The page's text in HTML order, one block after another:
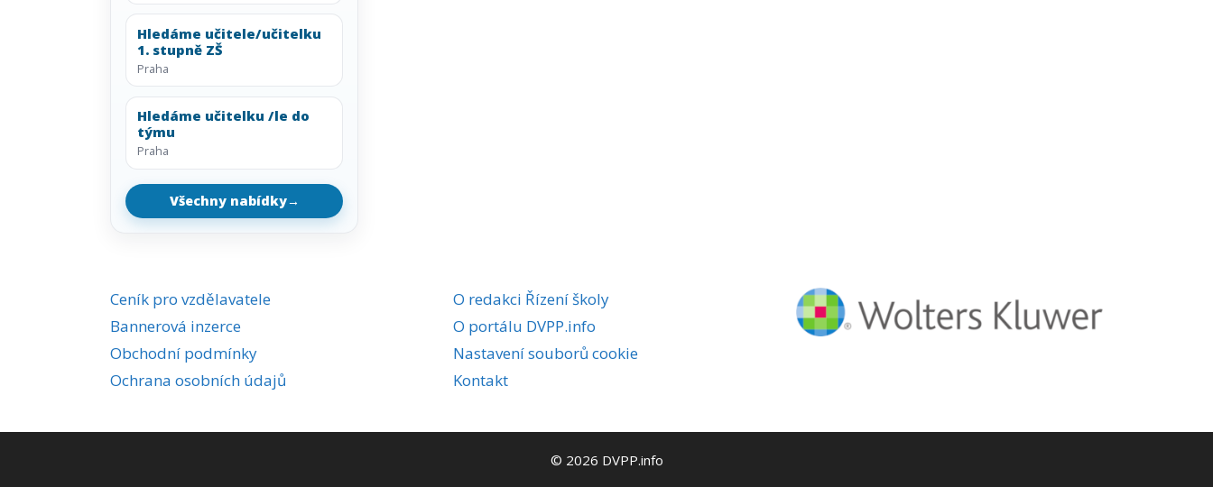
Hledáme učitele/učitelku
1. stupně ZŠ
Praha
Hledáme učitelku /le do
týmu
Praha
Všechny nabídky→
Ceník pro vzdělavatele
Bannerová inzerce
Obchodní podmínky
Ochrana osobních údajů
O redakci Řízení školy
O portálu DVPP.info
Nastavení souborů cookie
Kontakt
© 2026 DVPP.info